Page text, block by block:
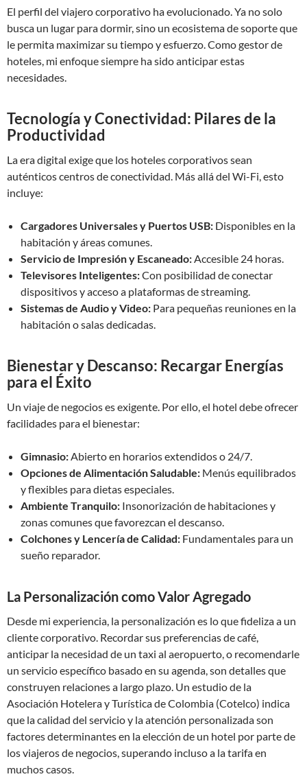
El perfil del viajero corporativo ha evolucionado. Ya no solo
busca un lugar para dormir, sino un ecosistema de soporte que
le permita maximizar su tiempo y esfuerzo. Como gestor de
hoteles, mi enfoque siempre ha sido anticipar estas
necesidades.
Tecnología y Conectividad: Pilares de la
Productividad
La era digital exige que los hoteles corporativos sean
auténticos centros de conectividad. Más allá del Wi-Fi, esto
incluye:
Cargadores Universales y Puertos USB: Disponibles en la
habitación y áreas comunes.
Servicio de Impresión y Escaneado:Accesible 24 horas.
Televisores Inteligentes:Con posibilidad de conectar
dispositivos y acceso a plataformas de streaming.
Sistemas de Audio y Video: Para pequeñas reuniones en la
habitación o salas dedicadas.
Bienestar y Descanso: Recargar Energías
para el Éxito
Un viaje de negocios es exigente. Por ello, el hotel debe ofrecer
facilidades para el bienestar:
Gimnasio:Abierto en horarios extendidos o 24/7.
Opciones de Alimentación Saludable: Menús equilibrados
y flexibles para dietas especiales.
Ambiente Tranquilo: Insonorización de habitaciones y
zonas comunes que favorezcan el descanso.
Colchones y Lencería de Calidad: Fundamentales para un
sueño reparador.
La Personalización como Valor Agregado
Desde mi experiencia, la personalización es lo que fideliza a un
cliente corporativo. Recordar sus preferencias de café,
anticipar la necesidad de un taxi al aeropuerto, o recomendarle
un servicio específico basado en su agenda, son detalles que
construyen relaciones a largo plazo. Un estudio de la
Asociación Hotelera y Turística de Colombia (Cotelco) indica
que la calidad del servicio y la atención personalizada son
factores determinantes en la elección de un hotel por parte de
los viajeros de negocios, superando incluso a la tarifa en
muchos casos.